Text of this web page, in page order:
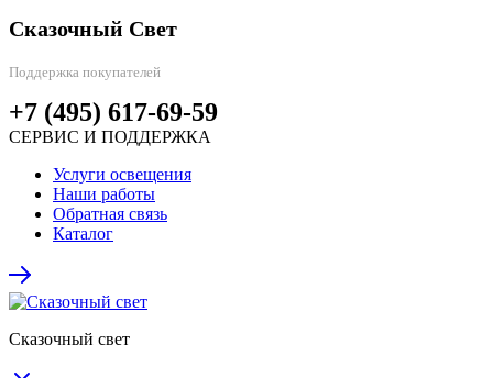
Сказочный Свет
Поддержка покупателей
+7 (495) 617-69-59
СЕРВИС И ПОДДЕРЖКА
Услуги освещения
Наши работы
Обратная связь
Каталог
Сказочный свет